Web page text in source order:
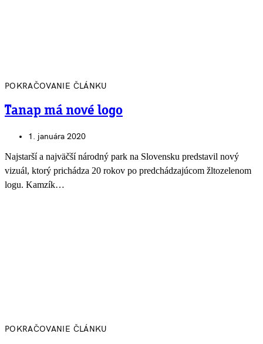
POKRAČOVANIE ČLÁNKU
Tanap má nové logo
1. januára 2020
Najstarší a najväčší národný park na Slovensku predstavil nový
vizuál, ktorý prichádza 20 rokov po predchádzajúcom žltozelenom
logu. Kamzík…
POKRAČOVANIE ČLÁNKU